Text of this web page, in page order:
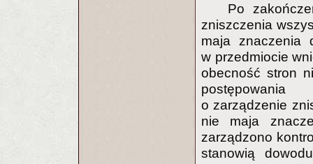
Po
zniszczenia
maja znaczenia
w przedmiocie
obecność stron
o zarządzenie
nie maja
zarządzono
stanowią